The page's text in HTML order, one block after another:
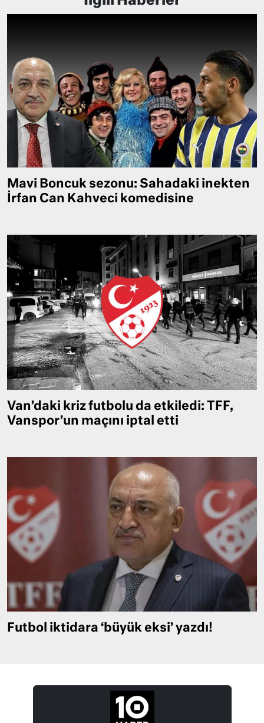
Mavi Boncuk sezonu: Sahadaki inekten
İrfan Can Kahveci komedisine
Van’daki kriz futbolu da etkiledi: TFF,
Vanspor’un maçını iptal etti
Futbol iktidara ‘büyük eksi’ yazdı!